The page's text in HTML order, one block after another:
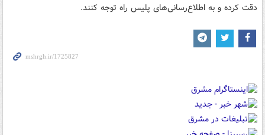
دقت کرده و به اطلاع‌رسانی‌های پلیس راه توجه کنند.